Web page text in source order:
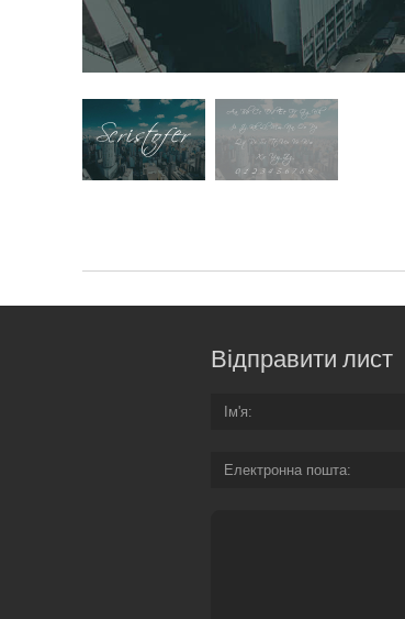
Відправити лист
Ім'я
Електронна пошта